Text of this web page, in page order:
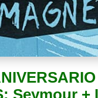
Seymour +